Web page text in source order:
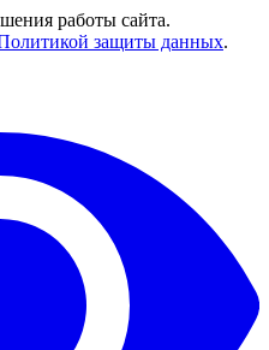
работы сайта.
защиты данных.